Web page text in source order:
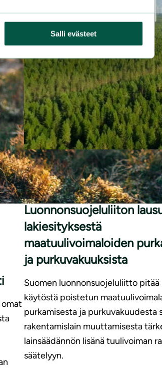
Salli evästeet
LAUSUNNOT|2.4.2026
Luonnonsuojeluliiton
lakiesityksestä
maatuulivoimaloiden
ja purkuvakuuksista
Suomen luonnonsuojeluliitto pitää
käytöstä poistetun
purkamisesta ja purkuvakuudesta
rakentamislain muuttamisesta
lainsäädännön lisänä tuulivoiman
säätelyyn.